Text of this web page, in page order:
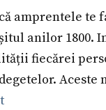
amprentele te
anilor
fiecărei
Aceste